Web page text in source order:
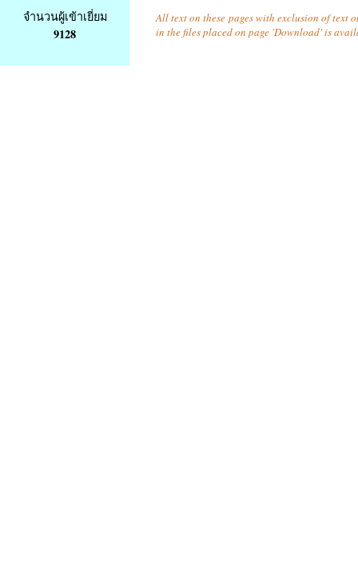
จำนวนผู้เข้าเยี่ยม
9128
All text on these pages with exclusion of text
in the files placed on page 'Download' is